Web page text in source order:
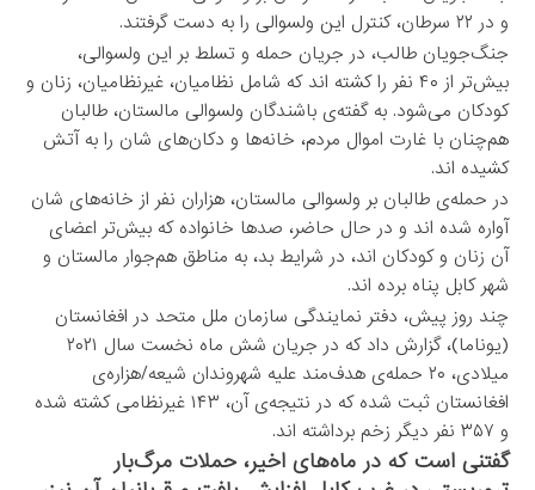
و در ۲۲ سرطان، کنترل این ولسوالی را به دست گرفتند.
جنگ‌جویان طالب، در جریان حمله و تسلط بر این ولسوالی،
بیش‌تر از ۴۰ نفر را کشته اند که شامل نظامیان، غیرنظامیان، زنان و
کودکان می‌شود. به گفته‌ی باشندگان ولسوالی مالستان، طالبان
هم‌چنان با غارت اموال مردم، خانه‌ها و دکان‌های شان را به آتش
کشیده اند.
در حمله‌ی طالبان بر ولسوالی مالستان، هزاران نفر از خانه‌های شان
آواره شده اند و در حال حاضر، صدها خانواده که بیش‌تر اعضای
آن زنان و کودکان اند، در شرایط بد، به مناطق هم‌جوار مالستان و
شهر کابل پناه برده اند.
چند روز پیش، دفتر نمایندگی سازمان ملل متحد در افغانستان
(یوناما)، گزارش داد که در جریان شش ماه ‏نخست سال ۲۰۲۱
میلادی، ۲۰ حمله‌ی هدف‌مند علیه شهروندان شیعه/هزاره‌ی
افغانستان ثبت ‏شده که در نتیجه‌ی آن، ۱۴۳ غیرنظامی کشته ‏شده
و ۳۵۷ نفر دیگر زخم برداشته اند.
گفتنی است که در ماه‌های اخیر، حملات مرگ‌بار